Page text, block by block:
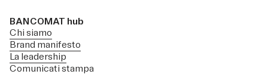
BANCOMAT hub
Chi siamo
Brand manifesto
La leadership
Comunicati stampa